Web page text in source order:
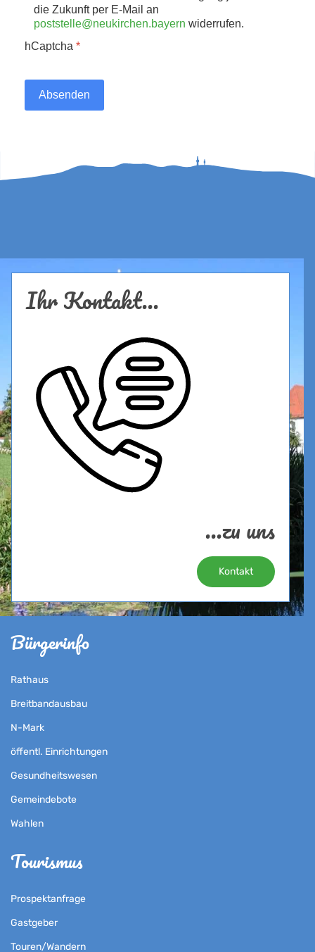
die Zukunft per E-Mail an
poststelle@neukirchen.bayern widerrufen.
hCaptcha *
Absenden
Ihr Kontakt...
...zu uns
Kontakt
Bürgerinfo
Rathaus
Breitbandausbau
N-Mark
öffentl. Einrichtungen
Gesundheitswesen
Gemeindebote
Wahlen
Tourismus
Prospektanfrage
Gastgeber
Touren/Wandern